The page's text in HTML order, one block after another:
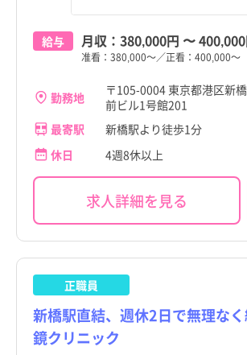
給与 月収： 380,000円 〜
准看：380,000～／正看：400,000～
勤務地
〒105-0004 東京都港区新
前ビル1号館201
最寄駅
新橋駅より徒歩1分
休日
4週8休以上
求人詳細を見る
正職員
新橋駅直結、週休2日で無理な
鏡クリニック